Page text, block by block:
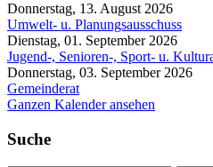
Donnerstag, 13. August 2026
Umwelt- u. Planungsausschuss
Dienstag, 01. September 2026
Jugend-, Senioren-, Sport- u.
Donnerstag, 03. September 2026
Gemeinderat
Ganzen Kalender ansehen
Suche